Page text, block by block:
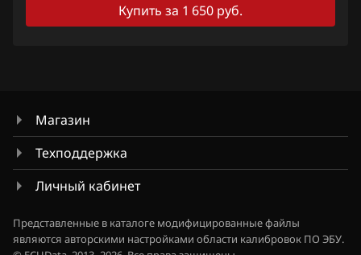
Livan
Maserati
Mazda
Mercedes-Benz
Mini
Купить за 1 650 руб.
Магазин
Техподдержка
Личный кабинет
Представленные в каталоге модифицированные файлы
являются авторскими настройками области калибровок ПО ЭБУ.